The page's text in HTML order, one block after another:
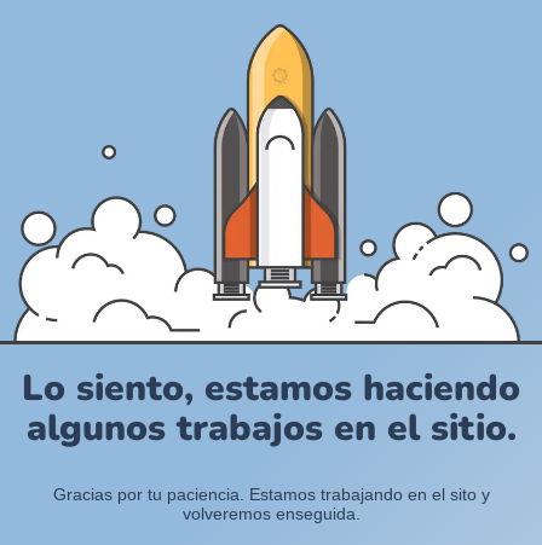
Lo siento, estamos haciendo
algunos trabajos en el sitio.
Gracias por tu paciencia. Estamos trabajando en el sito y
volveremos enseguida.